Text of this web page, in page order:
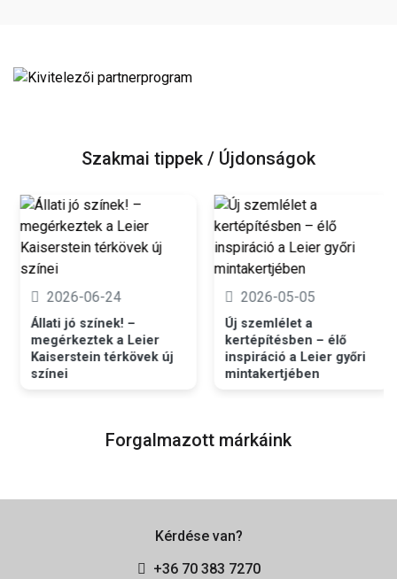
Szakmai tippek / Újdonságok
2026-06-24
Állati jó színek! –
megérkeztek a Leier
Kaiserstein térkövek új
színei
2026-05-05
Új szemlélet a
kertépítésben – élő
inspiráció a Leier győri
mintakertjében
Forgalmazott márkáink
Kérdése van?
+36 70 383 7270